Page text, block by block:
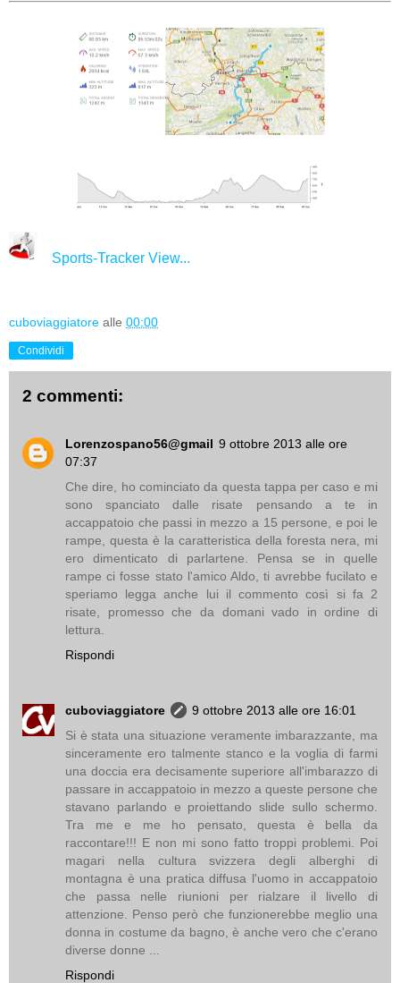
Sports-Tracker View...
cuboviaggiatore alle 00:00
Condividi
2 commenti:
Lorenzospano56@gmail 9 ottobre 2013 alle ore
07:37
Che dire, ho cominciato da questa tappa per caso e mi
sono spanciato dalle risate pensando a te in
accappatoio che passi in mezzo a 15 persone, e poi le
rampe, questa è la caratteristica della foresta nera, mi
ero dimenticato di parlartene. Pensa se in quelle
rampe ci fosse stato l'amico Aldo, ti avrebbe fucilato e
speriamo legga anche lui il commento così si fa 2
risate, promesso che da domani vado in ordine di
lettura.
Rispondi
cuboviaggiatore
9 ottobre 2013 alle ore 16:01
Si è stata una situazione veramente imbarazzante, ma
sinceramente ero talmente stanco e la voglia di farmi
una doccia era decisamente superiore all'imbarazzo di
passare in accappatoio in mezzo a queste persone che
stavano parlando e proiettando slide sullo schermo.
Tra me e me ho pensato, questa è bella da
raccontare!!! E non mi sono fatto troppi problemi. Poi
magari nella cultura svizzera degli alberghi di
montagna è una pratica diffusa l'uomo in accappatoio
che passa nelle riunioni per rialzare il livello di
attenzione. Penso però che funzionerebbe meglio una
donna in costume da bagno, è anche vero che c'erano
diverse donne ...
Rispondi